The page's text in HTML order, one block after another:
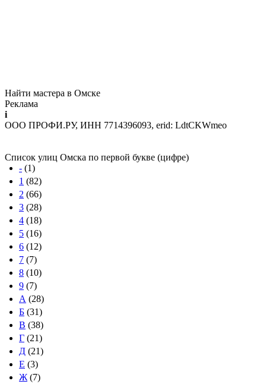
Найти мастера в Омске
Реклама
i
ООО ПРОФИ.РУ, ИНН 7714396093, erid: LdtCKWmeo
Список улиц Омска по первой букве (цифре)
- (1)
1 (82)
2 (66)
3 (28)
4 (18)
5 (16)
6 (12)
7 (7)
8 (10)
9 (7)
А (28)
Б (31)
В (38)
Г (21)
Д (21)
Е (3)
Ж (7)